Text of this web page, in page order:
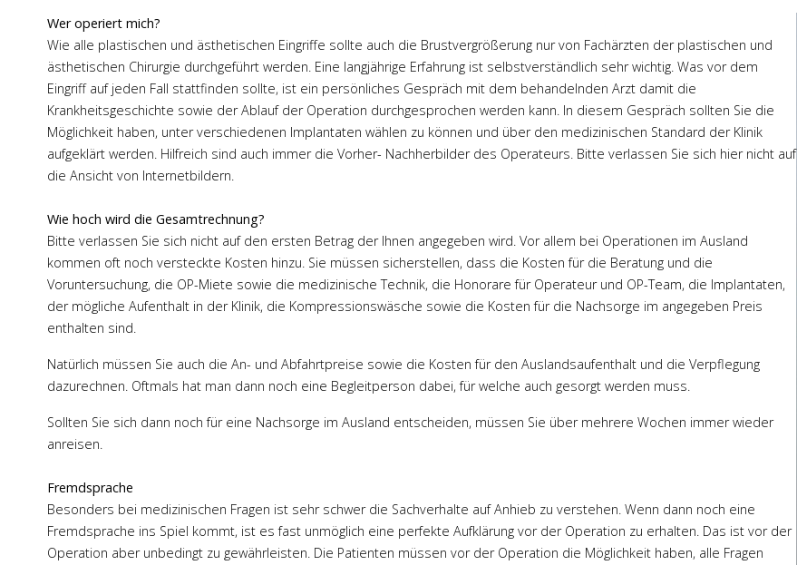
Wer operiert mich?
Wie alle plastischen und ästhetischen Eingriffe sollte auch die Brustvergrößerung nur von Fachärzten der plastischen und
ästhetischen Chirurgie durchgeführt werden. Eine langjährige Erfahrung ist selbstverständlich sehr wichtig. Was vor dem
Eingriff auf jeden Fall stattfinden sollte, ist ein persönliches Gespräch mit dem behandelnden Arzt damit die
Krankheitsgeschichte sowie der Ablauf der Operation durchgesprochen werden kann. In diesem Gespräch sollten Sie die
Möglichkeit haben, unter verschiedenen Implantaten wählen zu können und über den medizinischen Standard der Klinik
aufgeklärt werden. Hilfreich sind auch immer die Vorher- Nachherbilder des Operateurs. Bitte verlassen Sie sich hier nicht auf
die Ansicht von Internetbildern.
Wie hoch wird die Gesamtrechnung?
Bitte verlassen Sie sich nicht auf den ersten Betrag der Ihnen angegeben wird. Vor allem bei Operationen im Ausland
kommen oft noch versteckte Kosten hinzu. Sie müssen sicherstellen, dass die Kosten für die Beratung und die
Voruntersuchung, die OP-Miete sowie die medizinische Technik, die Honorare für Operateur und OP-Team, die Implantaten,
der mögliche Aufenthalt in der Klinik, die Kompressionswäsche sowie die Kosten für die Nachsorge im angegeben Preis
enthalten sind.
Natürlich müssen Sie auch die An- und Abfahrtpreise sowie die Kosten für den Auslandsaufenthalt und die Verpflegung
dazurechnen. Oftmals hat man dann noch eine Begleitperson dabei, für welche auch gesorgt werden muss.
Sollten Sie sich dann noch für eine Nachsorge im Ausland entscheiden, müssen Sie über mehrere Wochen immer wieder
anreisen.
Fremdsprache
Besonders bei medizinischen Fragen ist sehr schwer die Sachverhalte auf Anhieb zu verstehen. Wenn dann noch eine
Fremdsprache ins Spiel kommt, ist es fast unmöglich eine perfekte Aufklärung vor der Operation zu erhalten. Das ist vor der
Operation aber unbedingt zu gewährleisten. Die Patienten müssen vor der Operation die Möglichkeit haben, alle Fragen